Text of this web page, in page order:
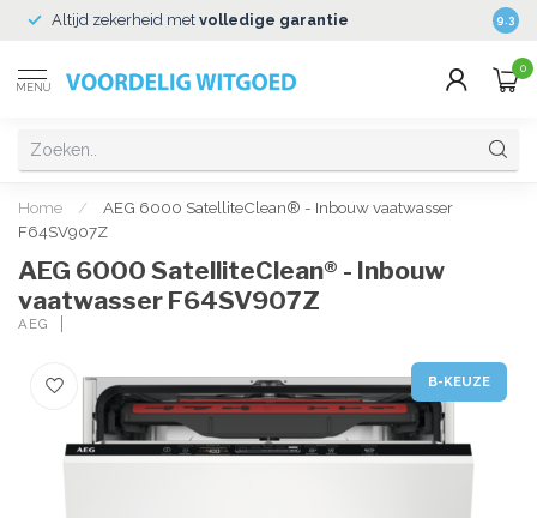
Altijd zekerheid met volledige garantie 9.3
MENU
0
Home /
AEG 6000 SatelliteClean® - Inbouw vaatwasser
F64SV907Z
AEG 6000 SatelliteClean® - Inbouw
vaatwasser F64SV907Z
AEG
B-KEUZE